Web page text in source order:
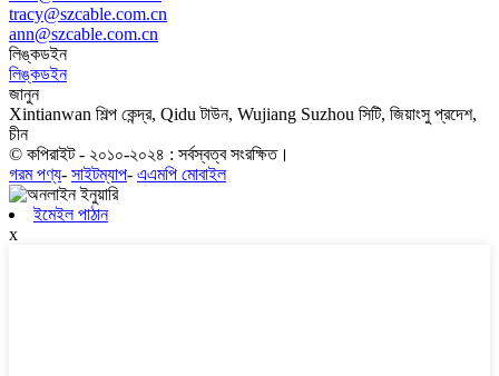
tracy@szcable.com.cn
ann@szcable.com.cn
লিঙ্কডইন
লিঙ্কডইন
জানুন
Xintianwan শিল্প কেন্দ্র, Qidu টাউন, Wujiang Suzhou সিটি, জিয়াংসু প্রদেশ,
চীন
© কপিরাইট - ২০১০-২০২৪ : সর্বস্বত্ব সংরক্ষিত।
গরম পণ্য- সাইটম্যাপ- এএমপি মোবাইল
ইমেইল পাঠান
x